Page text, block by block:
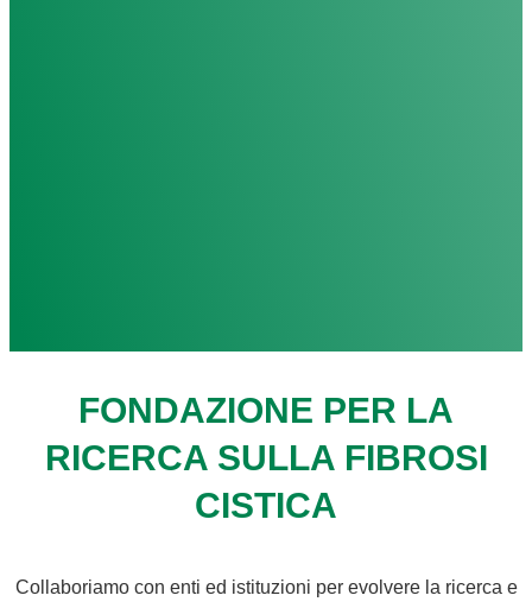
FONDAZIONE PER LA
RICERCA SULLA FIBROSI
CISTICA
Collaboriamo con enti ed istituzioni per evolvere la ricerca e